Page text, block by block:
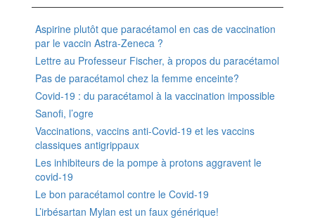
Aspirine plutôt que paracétamol en cas de vaccination
par le vaccin Astra-Zeneca ?
Lettre au Professeur Fischer, à propos du paracétamol
Pas de paracétamol chez la femme enceinte?
Covid-19 : du paracétamol à la vaccination impossible
Sanofi, l’ogre
Vaccinations, vaccins anti-Covid-19 et les vaccins
classiques antigrippaux
Les inhibiteurs de la pompe à protons aggravent le
covid-19
Le bon paracétamol contre le Covid-19
L’irbésartan Mylan est un faux générique!